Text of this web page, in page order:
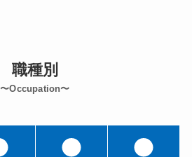
職種別
〜Occupation〜